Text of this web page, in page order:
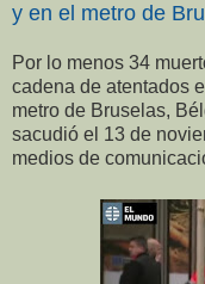
y en el metro de
Por lo menos 34
cadena de atentados
metro de Bruselas,
sacudió el 13 de
medios de